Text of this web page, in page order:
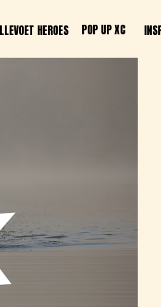
CONTACT
INSPIRATIE
POP UP XC